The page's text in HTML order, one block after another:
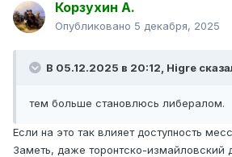
Корзухин А.
Опубликовано 5 декабря, 2025
В 05.12.2025 в 20:12, Higre
тем больше становлюсь либералом.
Если на это так влияет доступность
Заметь, даже торонтско-измайловский